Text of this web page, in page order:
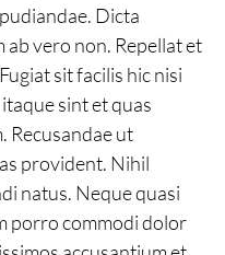
Dicta
vero non. Repellat et
sit facilis hic nisi
sint et quas
Recusandae ut
provident. Nihil
natus. Neque quasi
porro commodi dolor